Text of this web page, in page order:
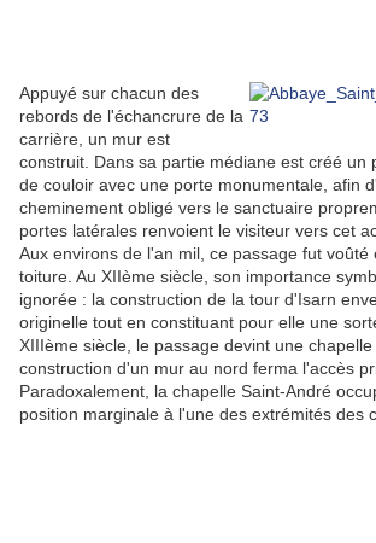
Appuyé sur chacun des
rebords de l'échancrure de la
carrière, un mur est
construit. Dans sa partie médiane est créé un
de couloir avec une porte monumentale, afin
cheminement obligé vers le sanctuaire
portes latérales renvoient le visiteur vers cet
Aux environs de l'an mil, ce passage fut
toiture. Au XIIème siècle, son importance
ignorée : la construction de la tour d'Isarn
originelle tout en constituant pour elle une
XIIIème siècle, le passage devint une
construction d'un mur au nord ferma l'accès
Paradoxalement, la chapelle Saint-André
position marginale à l'une des extrémités des